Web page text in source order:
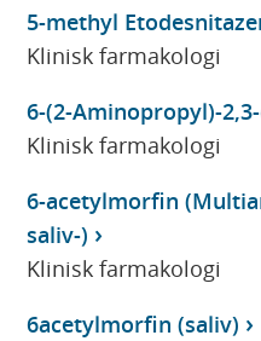
5-methyl
Klinisk farmakologi
6-(2-Aminopropyl)-
Klinisk farmakologi
6-acetylmorfin
saliv-)
Klinisk farmakologi
6acetylmorfin (saliv)